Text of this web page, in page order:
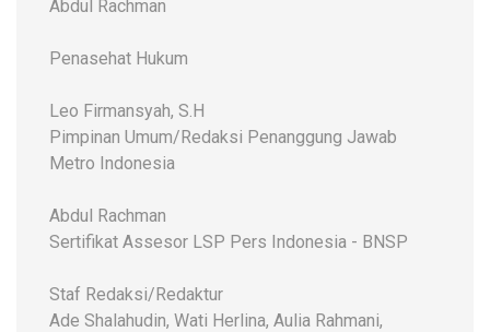
Abdul Rachman
Penasehat Hukum
Leo Firmansyah, S.H
Pimpinan Umum/Redaksi Penanggung Jawab
Metro Indonesia
Abdul Rachman
Sertifikat Assesor LSP Pers Indonesia - BNSP
Staf Redaksi/Redaktur
Ade Shalahudin, Wati Herlina, Aulia Rahmani,